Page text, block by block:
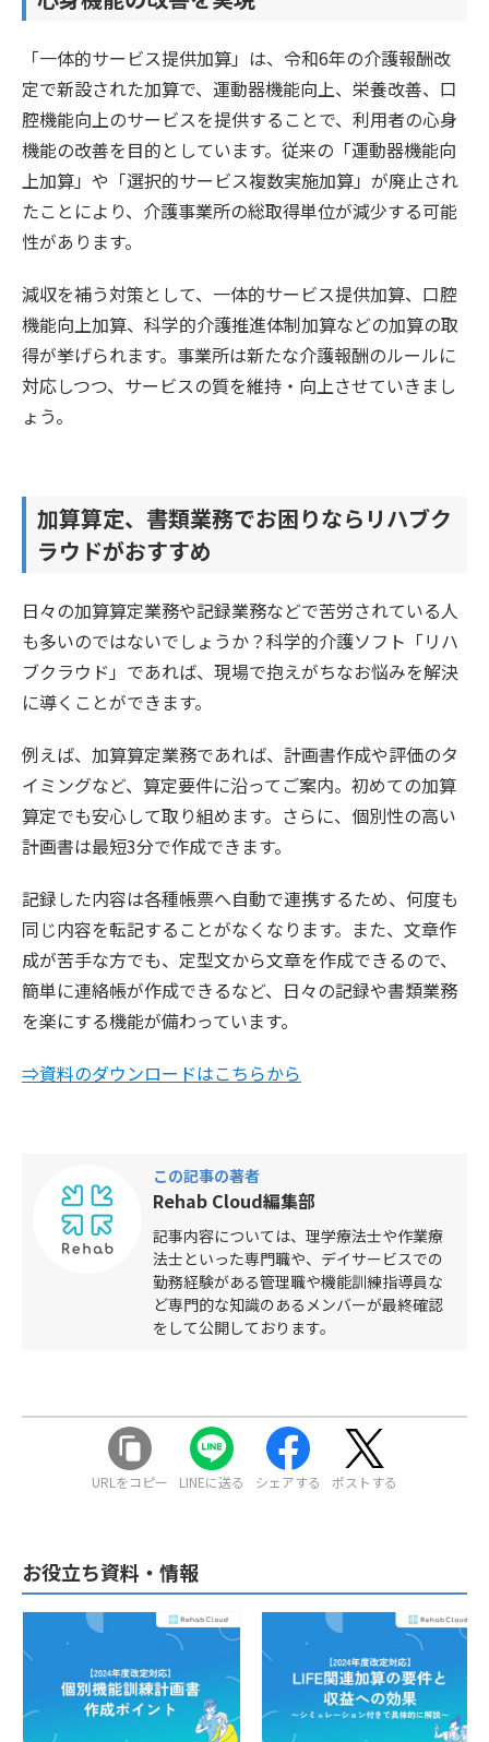
「一体的サービス提供加算」は、令和6年の介護報酬改
定で新設された加算で、運動器機能向上、栄養改善、口
腔機能向上のサービスを提供することで、利用者の心身
機能の改善を目的としています。従来の「運動器機能向
上加算」や「選択的サービス複数実施加算」が廃止され
たことにより、介護事業所の総取得単位が減少する可能
性があります。
減収を補う対策として、一体的サービス提供加算、口腔
機能向上加算、科学的介護推進体制加算などの加算の取
得が挙げられます。事業所は新たな介護報酬のルールに
対応しつつ、サービスの質を維持・向上させていきまし
ょう。
加算算定、書類業務でお困りならリハブク
ラウドがおすすめ
日々の加算算定業務や記録業務などで苦労されている人
も多いのではないでしょうか？科学的介護ソフト「リハ
ブクラウド」であれば、現場で抱えがちなお悩みを解決
に導くことができます。
例えば、加算算定業務であれば、計画書作成や評価のタ
イミングなど、算定要件に沿ってご案内。初めての加算
算定でも安心して取り組めます。さらに、個別性の高い
計画書は最短3分で作成できます。
記録した内容は各種帳票へ自動で連携するため、何度も
同じ内容を転記することがなくなります。また、文章作
成が苦手な方でも、定型文から文章を作成できるので、
簡単に連絡帳が作成できるなど、日々の記録や書類業務
を楽にする機能が備わっています。
⇒資料のダウンロードはこちらから
この記事の著者
Rehab Cloud編集部
記事内容については、理学療法士や作業療
法士といった専門職や、デイサービスでの
勤務経験がある管理職や機能訓練指導員な
ど専門的な知識のあるメンバーが最終確認
をして公開しております。
URLをコピー LINEに送る シェアする ポストする
お役立ち資料・情報